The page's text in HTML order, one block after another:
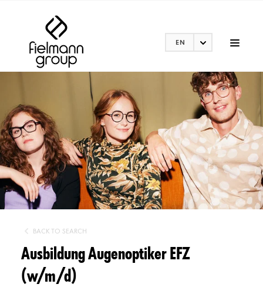
EN
BACK TO SEARCH
Ausbildung Augenoptiker EFZ
(w/m/d)